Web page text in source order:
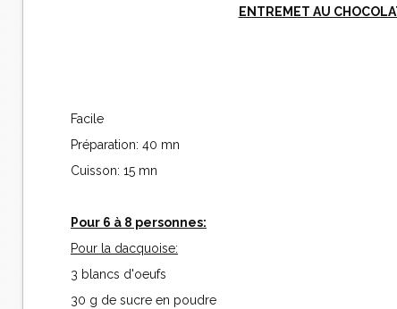
ENTREMET AU
Facile
Préparation: 40 mn
Cuisson: 15 mn
Pour 6 à 8 personnes:
Pour la dacquoise:
3 blancs d'oeufs
30 g de sucre en poudre